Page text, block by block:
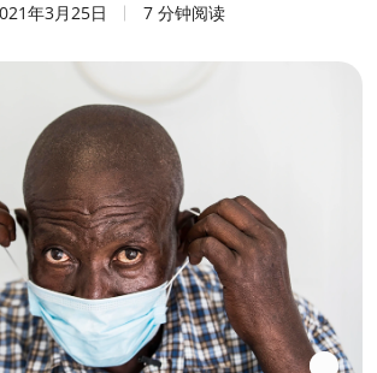
年3月25日 7 分钟阅读